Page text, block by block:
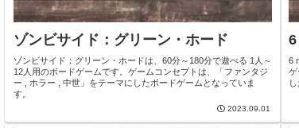
ゾンビサイド：グリーン・ホード
ゾンビサイド：グリーン・ホードは、60分～180分で遊べる 1人～
12人用のボードゲームです。ゲームコンセプトは、「ファンタジ
ー , ホラー , 中世」をテーマにしたボードゲームとなっていま
す。
2023.09.01
6
ゲ